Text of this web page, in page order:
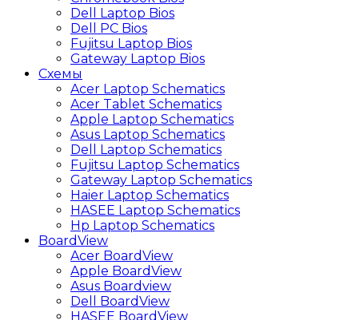
Dell Laptop Bios
Dell PC Bios
Fujitsu Laptop Bios
Gateway Laptop Bios
Схемы
Acer Laptop Schematics
Acer Tablet Schematics
Apple Laptop Schematics
Asus Laptop Schematics
Dell Laptop Schematics
Fujitsu Laptop Schematics
Gateway Laptop Schematics
Haier Laptop Schematics
HASEE Laptop Schematics
Hp Laptop Schematics
BoardView
Acer BoardView
Apple BoardView
Asus Boardview
Dell BoardView
HASEE BoardView